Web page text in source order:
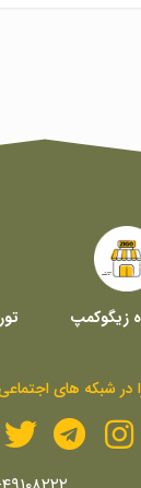
زیگوکمپ
در شبکه های